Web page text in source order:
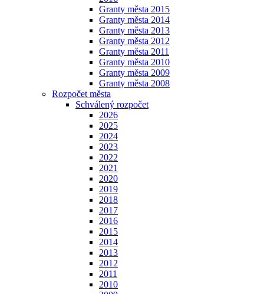
Granty města 2015
Granty města 2014
Granty města 2013
Granty města 2012
Granty města 2011
Granty města 2010
Granty města 2009
Granty města 2008
Rozpočet města
Schválený rozpočet
2026
2025
2024
2023
2022
2021
2020
2019
2018
2017
2016
2015
2014
2013
2012
2011
2010